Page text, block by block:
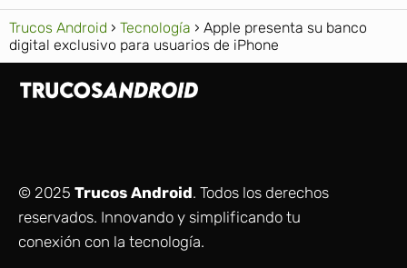
Trucos Android Tecnología
Apple presenta su banco
digital exclusivo para usuarios de iPhone
© 2025 Trucos Android. Todos los derechos
reservados. Innovando y simplificando tu
conexión con la tecnología.